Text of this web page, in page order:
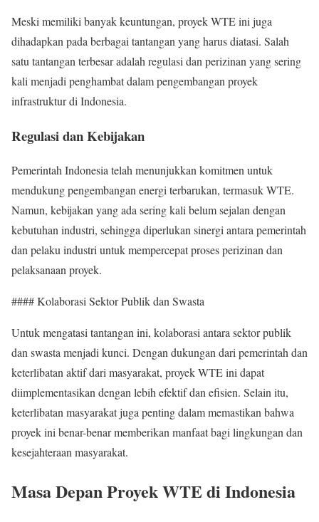
Meski memiliki banyak keuntungan, proyek WTE ini juga
dihadapkan pada berbagai tantangan yang harus diatasi. Salah
satu tantangan terbesar adalah regulasi dan perizinan yang sering
kali menjadi penghambat dalam pengembangan proyek
infrastruktur di Indonesia.
Regulasi dan Kebijakan
Pemerintah Indonesia telah menunjukkan komitmen untuk
mendukung pengembangan energi terbarukan, termasuk WTE.
Namun, kebijakan yang ada sering kali belum sejalan dengan
kebutuhan industri, sehingga diperlukan sinergi antara pemerintah
dan pelaku industri untuk mempercepat proses perizinan dan
pelaksanaan proyek.
#### Kolaborasi Sektor Publik dan Swasta
Untuk mengatasi tantangan ini, kolaborasi antara sektor publik
dan swasta menjadi kunci. Dengan dukungan dari pemerintah dan
keterlibatan aktif dari masyarakat, proyek WTE ini dapat
diimplementasikan dengan lebih efektif dan efisien. Selain itu,
keterlibatan masyarakat juga penting dalam memastikan bahwa
proyek ini benar-benar memberikan manfaat bagi lingkungan dan
kesejahteraan masyarakat.
Masa Depan Proyek WTE di Indonesia